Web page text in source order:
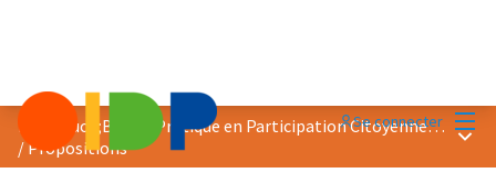
Se connecter
Prix &quot;Bonne Pratique en Participation Citoyenne&quot; 2018
/Propositions